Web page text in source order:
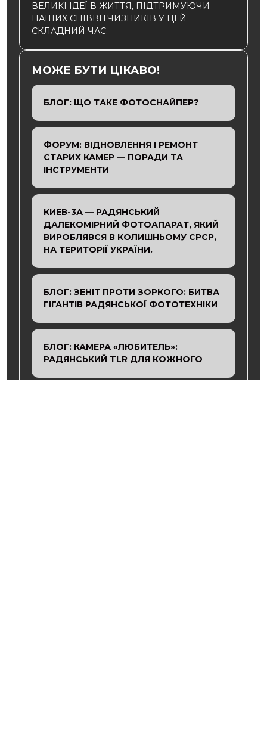
ВЕЛИКІ ІДЕЇ В ЖИТТЯ, ПІДТРИМУЮЧИ
НАШИХ СПІВВІТЧИЗНИКІВ У ЦЕЙ
СКЛАДНИЙ ЧАС.
МОЖЕ БУТИ ЦІКАВО!
БЛОГ: ЩО ТАКЕ ФОТОСНАЙПЕР?
ФОРУМ: ВІДНОВЛЕННЯ І РЕМОНТ
СТАРИХ КАМЕР — ПОРАДИ ТА
ІНСТРУМЕНТИ
КИЕВ-3А — РАДЯНСЬКИЙ
ДАЛЕКОМІРНИЙ ФОТОАПАРАТ, ЯКИЙ
ВИРОБЛЯВСЯ В КОЛИШНЬОМУ СРСР,
НА ТЕРИТОРІЇ УКРАЇНИ.
БЛОГ: ЗЕНІТ ПРОТИ ЗОРКОГО: БИТВА
ГІГАНТІВ РАДЯНСЬКОЇ ФОТОТЕХНІКИ
БЛОГ: КАМЕРА «ЛЮБИТЕЛЬ»:
РАДЯНСЬКИЙ TLR ДЛЯ КОЖНОГО